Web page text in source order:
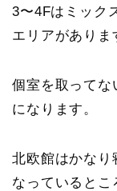
3〜4Fはミック
エリアがありま
個室を取ってな
になります。
北欧館はかなり
なっていると